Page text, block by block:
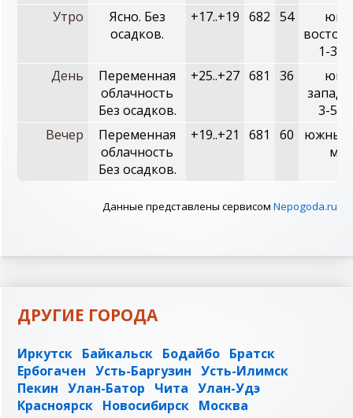
Утро
Ясно. Без
осадков.
+17..+19 682 54
юго-
1-3
День
Переменная
облачность
Без осадков.
+25..+27 681 36
юго-
3-5
Вечер
Переменная
облачность
Без осадков.
+19..+21 681 60
южный,
м/с
Данные представлены сервисом Nepogoda.ru
ДРУГИЕ ГОРОДА
Иркутск Байкальск Бодайбо Братск
Ербогачен Усть-Баргузин Усть-Илимск
Пекин Улан-Батор Чита Улан-Удэ
Красноярск Новосибирск Москва